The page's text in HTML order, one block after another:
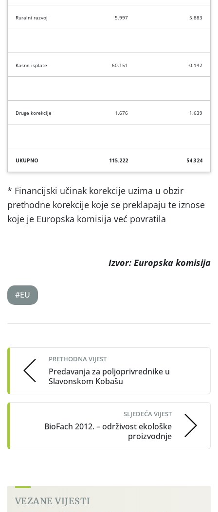
Ruralni razvoj 5.997 5.883
Kasne isplate 60.151 -0.142
Druge korekcije 1.676 1.639
UKUPNO 115.222 54.324
* Financijski učinak korekcije uzima u obzir
prethodne korekcije koje se preklapaju te iznose
koje je Europska komisija već povratila
Izvor: Europska komisija
#EU
navigation
PRETHODNA VIJEST
Predavanja za poljoprivrednike u
Slavonskom Kobašu
SLJEDEĆA VIJEST
BioFach 2012. – održivost ekološke
proizvodnje
VEZANE VIJESTI